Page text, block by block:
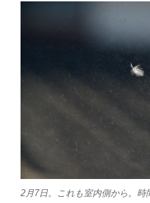
2月7日。これも室内側から。時